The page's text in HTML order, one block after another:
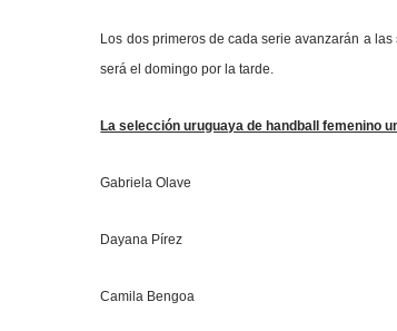
Los dos primeros de cada serie avanzarán a
será el domingo por la tarde.
La selección uruguaya de handball femenino
Gabriela Olave
Dayana Pírez
Camila Bengoa